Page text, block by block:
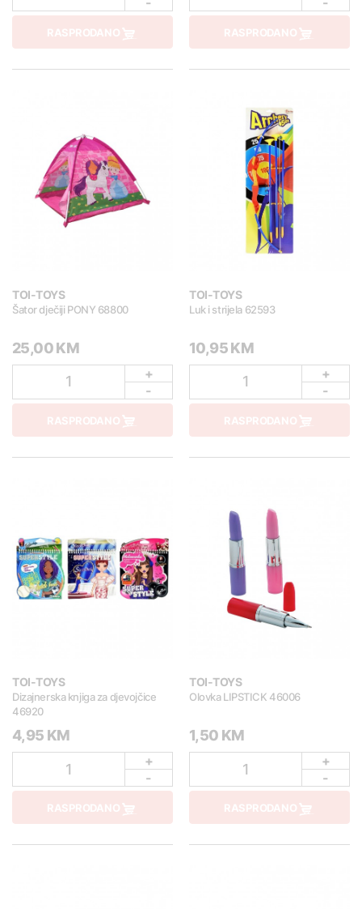
RASPRODANO RASPRODANO
TOI-TOYS
Šator dječiji PONY 68800
25,00 KM
1
+
-
RASPRODANO
TOI-TOYS
Luk i strijela 62593
10,95 KM
1
+
-
RASPRODANO
TOI-TOYS
Dizajnerska knjiga za djevojčice
46920
4,95 KM
1
+
-
RASPRODANO
TOI-TOYS
Olovka LIPSTICK 46006
1,50 KM
1
+
-
RASPRODANO